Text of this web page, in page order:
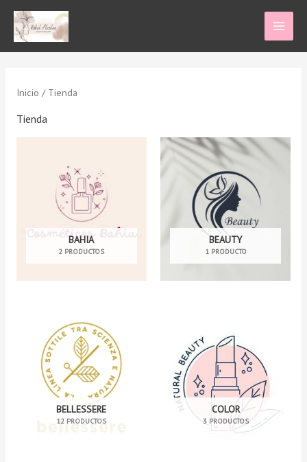
contenido
Inicio / Tienda
Tienda
BAHIA
2 PRODUCTOS
BEAUTY
1 PRODUCTO
BELLESSERE
12 PRODUCTOS
COLOR
3 PRODUCTOS